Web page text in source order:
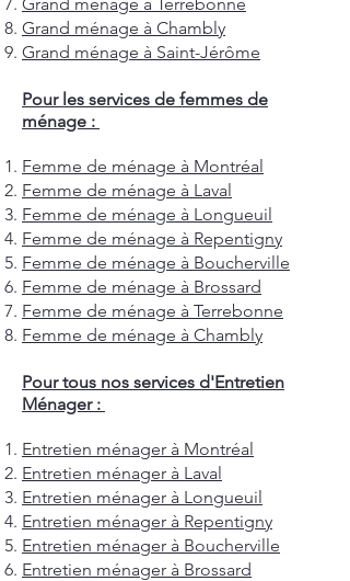
Grand ménage à Chambly
Grand ménage à Saint-Jérôme
Pour les services de femmes de
ménage :
Femme de ménage à Montréal
Femme de ménage à Laval
Femme de ménage à Longueuil
Femme de ménage à Repentigny
Femme de ménage à Boucherville
Femme de ménage à Brossard
Femme de ménage à Terrebonne
Femme de ménage à Chambly
Pour tous nos services d'Entretien
Ménager :
Entretien ménager à Montréal
Entretien ménager à Laval
Entretien ménager à Longueuil
Entretien ménager à Repentigny
Entretien ménager à Boucherville
Entretien ménager à Brossard